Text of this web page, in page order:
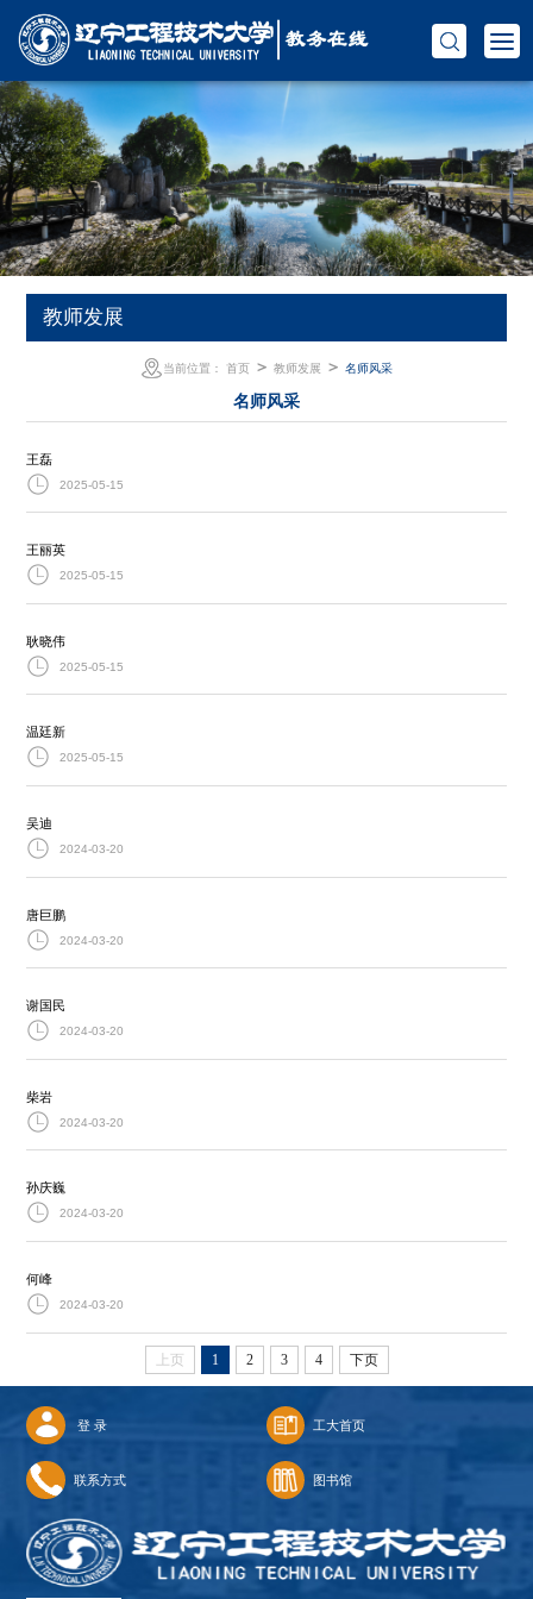
教师发展
当前位置： 首页 ＞ 教师发展 ＞ 名师风采
名师风采
​王磊
2025-05-15
王丽英
2025-05-15
耿晓伟
2025-05-15
温廷新
2025-05-15
吴迪
2024-03-20
唐巨鹏
2024-03-20
谢国民
2024-03-20
柴岩
2024-03-20
孙庆巍
2024-03-20
何峰
2024-03-20
上页 1 2 3 4 下页
登 录 工大首页
联系方式 图书馆